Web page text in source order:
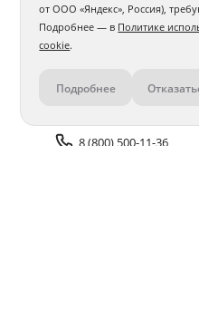
Контакты
8 (800) 500-11-36
от ООО «Яндекс», Россия),
Подробнее — в Политике
cookie.
Подробнее